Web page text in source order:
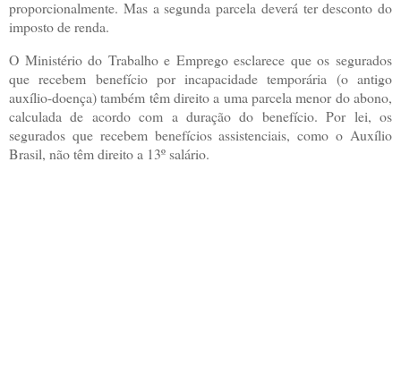
proporcionalmente. Mas a segunda parcela deverá ter desconto do
imposto de renda.
O Ministério do Trabalho e Emprego esclarece que os segurados
que recebem benefício por incapacidade temporária (o antigo
auxílio-doença) também têm direito a uma parcela menor do abono,
calculada de acordo com a duração do benefício. Por lei, os
segurados que recebem benefícios assistenciais, como o Auxílio
Brasil, não têm direito a 13º salário.